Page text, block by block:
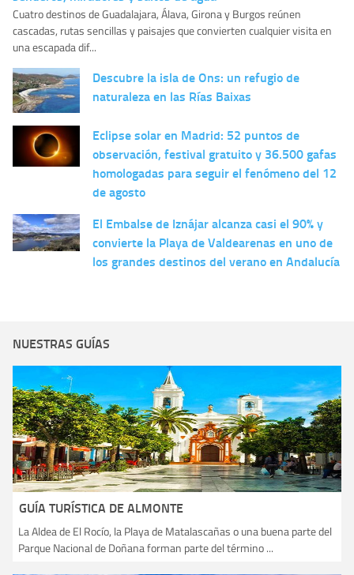
Cuatro destinos de Guadalajara, Álava, Girona y Burgos reúnen
cascadas, rutas sencillas y paisajes que convierten cualquier visita en
una escapada dif...
Descubre la isla de Ons: un refugio de
naturaleza en las Rías Baixas
Eclipse solar en Madrid: 52 puntos de
observación, festival gratuito y 36.500 gafas
homologadas para seguir el fenómeno del 12
de agosto
El Embalse de Iznájar alcanza casi el 90% y
convierte la Playa de Valdearenas en uno de
los grandes destinos del verano en Andalucía
NUESTRAS GUÍAS
GUÍA TURÍSTICA DE ALMONTE
La Aldea de El Rocío, la Playa de Matalascañas o una buena parte del
Parque Nacional de Doñana forman parte del término ...